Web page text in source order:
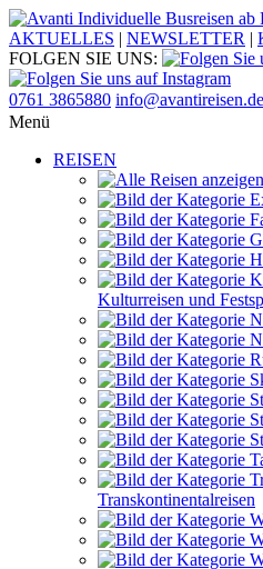
Individuelle Busreisen ab
AKTUELLES | NEWSLETTER |
FOLGEN SIE UNS:
0761 3865880 info@avantireisen.de
Menü
REISEN
Kultur­reisen und
Transkontinental­reisen